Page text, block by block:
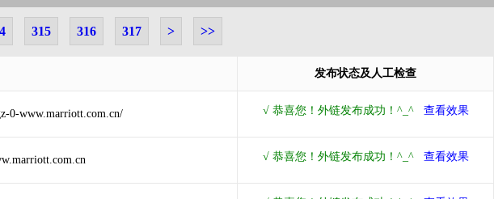
315 316 317 > >>
发布状态及人工检查
0-www.marriott.com.cn/